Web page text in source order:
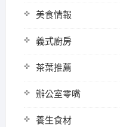
美食情報
義式廚房
茶葉推薦
辦公室零嘴
養生食材